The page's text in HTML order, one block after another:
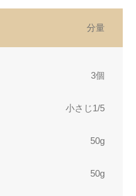
分量
3個
小さじ1/5
50g
50g